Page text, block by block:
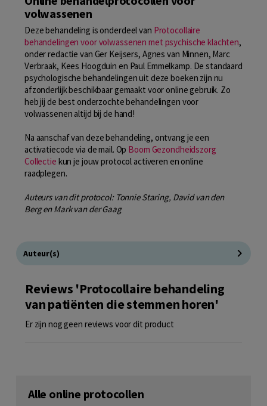
volwassenen
Deze behandeling is onderdeel van Protocollaire
behandelingen voor volwassenen met psychische klachten,
onder redactie van Ger Keijsers, Agnes van Minnen, Marc
Verbraak, Kees Hoogduin en Paul Emmelkamp. De standaard
psychologische behandelingen uit deze boeken zijn nu
afzonderlijk beschikbaar gemaakt voor online gebruik. Zo
heb jij de best onderzochte behandelingen voor
volwassenen altijd bij de hand!
Na aanschaf van deze behandeling, ontvang je een
activatiecode via de mail. Op Boom Gezondheidszorg
Collectie kun je jouw protocol activeren en online
raadplegen.
Auteurs van dit protocol: Tonnie Staring, David van den
Berg en Mark van der Gaag
Auteur(s)
Reviews 'Protocollaire behandeling
van patiënten die stemmen horen'
Er zijn nog geen reviews voor dit product
Alle online protocollen